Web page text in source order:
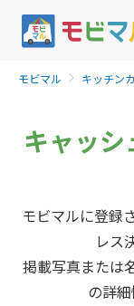
モビマル キッチン
キャッシ
モビマルに登録
レス
掲載写真または
の詳